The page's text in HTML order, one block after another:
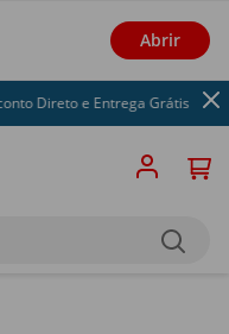
Abrir
Direto e Entrega Grátis